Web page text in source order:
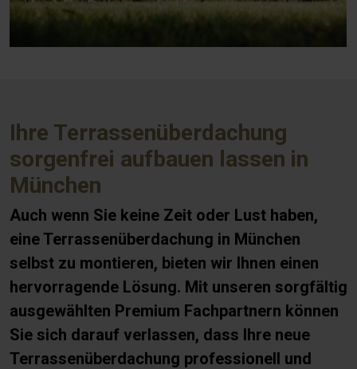
Ihre Terrassenüberdachung
sorgenfrei aufbauen lassen in
München
Auch wenn Sie keine Zeit oder Lust haben,
eine Terrassenüberdachung in München
selbst zu montieren, bieten wir Ihnen einen
hervorragende Lösung. Mit unseren sorgfältig
ausgewählten Premium Fachpartnern können
Sie sich darauf verlassen, dass Ihre neue
Terrassenüberdachung professionell und